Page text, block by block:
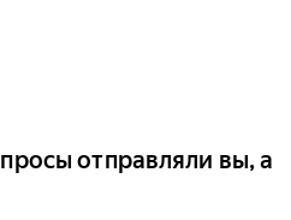
отправляли вы, а